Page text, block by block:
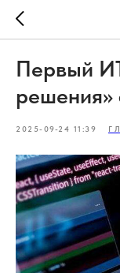
Первый
решения»
2025-09-24 11:39